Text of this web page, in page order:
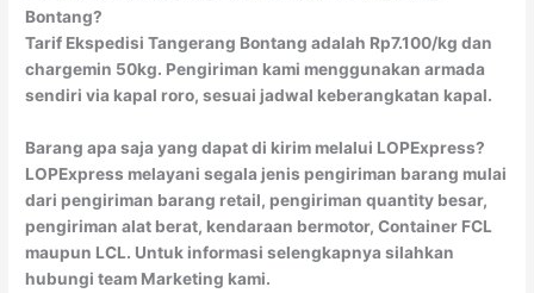
Bontang?
Tarif Ekspedisi Tangerang Bontang adalah Rp7.100/kg dan
chargemin 50kg. Pengiriman kami menggunakan armada
sendiri via kapal roro, sesuai jadwal keberangkatan kapal.
Barang apa saja yang dapat di kirim melalui LOPExpress?
LOPExpress melayani segala jenis pengiriman barang mulai
dari pengiriman barang retail, pengiriman quantity besar,
pengiriman alat berat, kendaraan bermotor, Container FCL
maupun LCL. Untuk informasi selengkapnya silahkan
hubungi team Marketing kami.